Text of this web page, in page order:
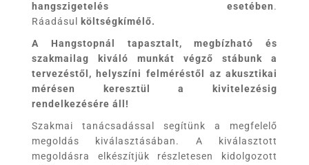
hangszigetelés esetében.
Ráadásul
költségkímélő.
A Hangstopnál tapasztalt, megbízható és
szakmailag kiváló munkát végző stábunk a
tervezéstől, helyszíni felméréstől az akusztikai
mérésen keresztül a kivitelezésig
rendelkezésére áll!
Szakmai tanácsadással segítünk a megfelelő
megoldás kiválasztásában. A kiválasztott
megoldásra elkészítjük részletesen kidolgozott